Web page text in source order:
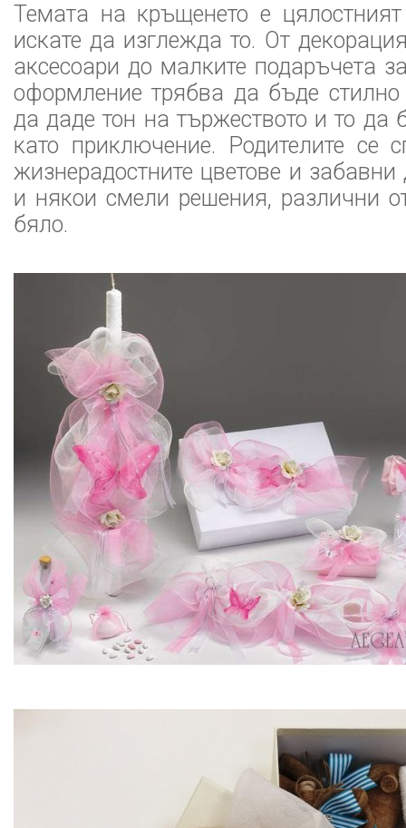
Темата на кръщенето е
искате да изглежда то. От
аксесоари до малките подаръчета
оформление трябва да бъде
да даде тон на тържеството и то да
като приключение. Родителите се
жизнерадостните цветове и
и някои смели решения, различни
бяло.